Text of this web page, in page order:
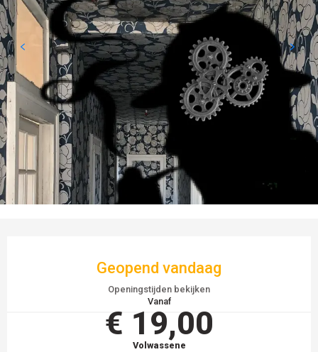
Geopend vandaag
Openingstijden bekijken
Vanaf
€ 19,00
Volwassene